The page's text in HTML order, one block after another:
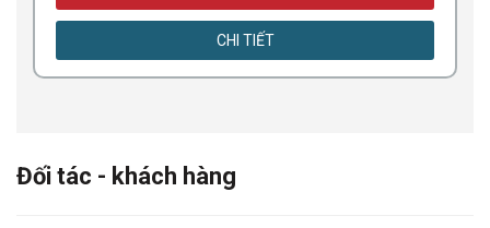
CHI TIẾT
Đối tác - khách hàng